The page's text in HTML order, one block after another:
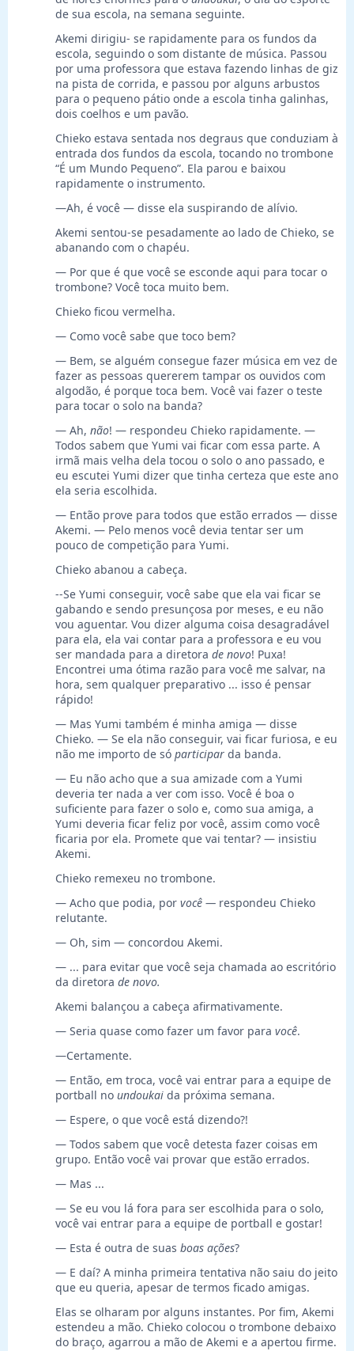
de sua escola, na semana seguinte.
Akemi dirigiu- se rapidamente para os fundos da
escola, seguindo o som distante de música. Passou
por uma professora que estava fazendo linhas de giz
na pista de corrida, e passou por alguns arbustos
para o pequeno pátio onde a escola tinha galinhas,
dois coelhos e um pavão.
Chieko estava sentada nos degraus que conduziam à
entrada dos fundos da escola, tocando no trombone
“É um Mundo Pequeno”. Ela parou e baixou
rapidamente o instrumento.
—Ah, é você — disse ela suspirando de alívio.
Akemi sentou-se pesadamente ao lado de Chieko, se
abanando com o chapéu.
— Por que é que você se esconde aqui para tocar o
trombone? Você toca muito bem.
Chieko ficou vermelha.
— Como você sabe que toco bem?
— Bem, se alguém consegue fazer música em vez de
fazer as pessoas quererem tampar os ouvidos com
algodão, é porque toca bem. Você vai fazer o teste
para tocar o solo na banda?
— Ah, não! — respondeu Chieko rapidamente. —
Todos sabem que Yumi vai ficar com essa parte. A
irmã mais velha dela tocou o solo o ano passado, e
eu escutei Yumi dizer que tinha certeza que este ano
ela seria escolhida.
— Então prove para todos que estão errados — disse
Akemi. — Pelo menos você devia tentar ser um
pouco de competição para Yumi.
Chieko abanou a cabeça.
--Se Yumi conseguir, você sabe que ela vai ficar se
gabando e sendo presunçosa por meses, e eu não
vou aguentar. Vou dizer alguma coisa desagradável
para ela, ela vai contar para a professora e eu vou
ser mandada para a diretora de novo! Puxa!
Encontrei uma ótima razão para você me salvar, na
hora, sem qualquer preparativo ... isso é pensar
rápido!
— Mas Yumi também é minha amiga — disse
Chieko. — Se ela não conseguir, vai ficar furiosa, e eu
não me importo de só participar da banda.
— Eu não acho que a sua amizade com a Yumi
deveria ter nada a ver com isso. Você é boa o
suficiente para fazer o solo e, como sua amiga, a
Yumi deveria ficar feliz por você, assim como você
ficaria por ela. Promete que vai tentar? — insistiu
Akemi.
Chieko remexeu no trombone.
— Acho que podia, por você — respondeu Chieko
relutante.
— Oh, sim — concordou Akemi.
— ... para evitar que você seja chamada ao escritório
da diretora de novo.
Akemi balançou a cabeça afirmativamente.
— Seria quase como fazer um favor para você.
—Certamente.
— Então, em troca, você vai entrar para a equipe de
portball no undoukai da próxima semana.
— Espere, o que você está dizendo?!
— Todos sabem que você detesta fazer coisas em
grupo. Então você vai provar que estão errados.
— Mas ...
— Se eu vou lá fora para ser escolhida para o solo,
você vai entrar para a equipe de portball e gostar!
— Esta é outra de suas boas ações?
— E daí? A minha primeira tentativa não saiu do jeito
que eu queria, apesar de termos ficado amigas.
Elas se olharam por alguns instantes. Por fim, Akemi
estendeu a mão. Chieko colocou o trombone debaixo
do braço, agarrou a mão de Akemi e a apertou firme.